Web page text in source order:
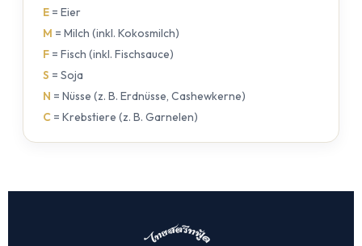
E = Eier
M = Milch (inkl. Kokosmilch)
F = Fisch (inkl. Fischsauce)
S = Soja
N = Nüsse (z. B. Erdnüsse, Cashewkerne)
C = Krebstiere (z. B. Garnelen)